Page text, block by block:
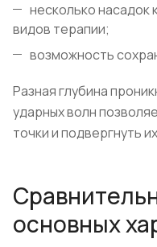
несколько насадок
видов терапии;
возможность
Разная глубина
ударных волн
точки и подвергнуть
основных